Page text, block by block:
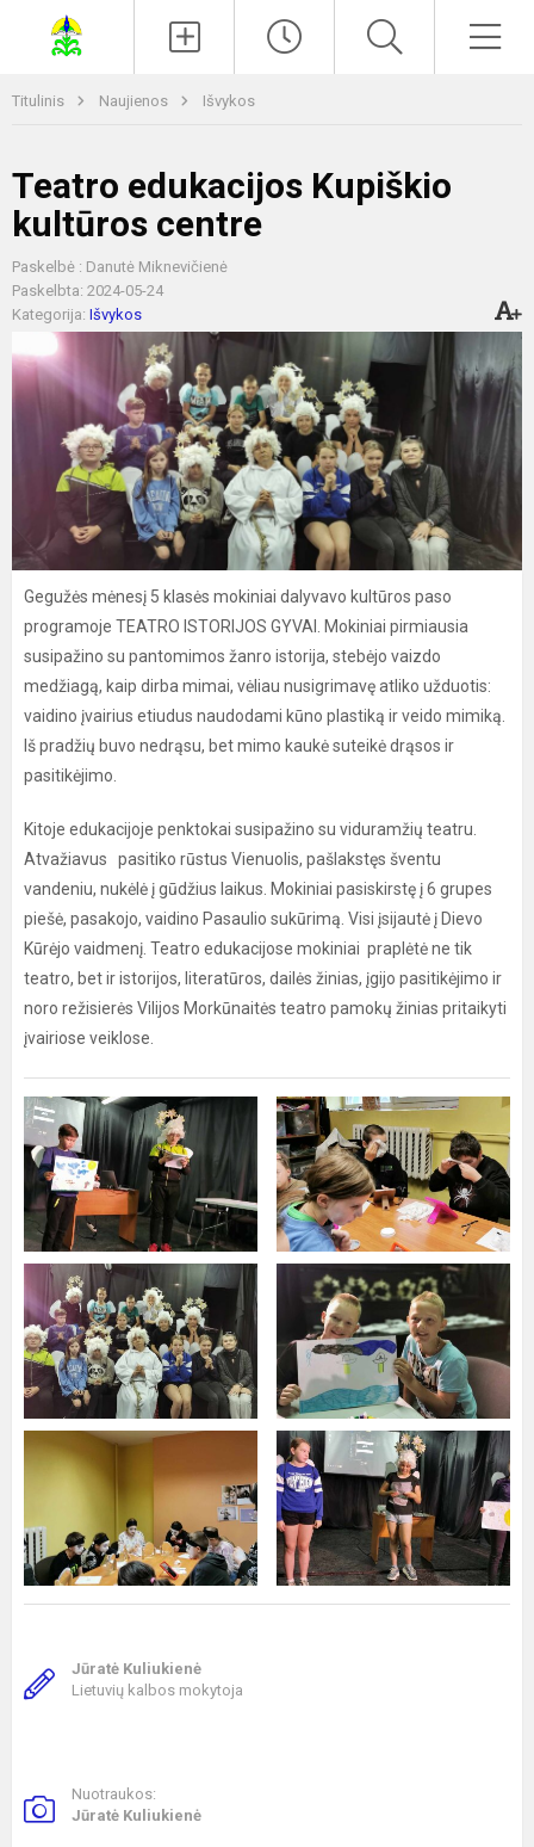
Titulinis Naujienos Išvykos
Teatro edukacijos Kupiškio
kultūros centre
Paskelbė : Danutė Miknevičienė
Paskelbta: 2024-05-24
Kategorija: Išvykos
Gegužės mėnesį 5 klasės mokiniai dalyvavo kultūros paso
programoje TEATRO ISTORIJOS GYVAI. Mokiniai pirmiausia
susipažino su pantomimos žanro istorija, stebėjo vaizdo
medžiagą, kaip dirba mimai, vėliau nusigrimavę atliko užduotis:
vaidino įvairius etiudus naudodami kūno plastiką ir veido mimiką.
Iš pradžių buvo nedrąsu, bet mimo kaukė suteikė drąsos ir
pasitikėjimo.
Kitoje edukacijoje penktokai susipažino su viduramžių teatru.
Atvažiavus pasitiko rūstus Vienuolis, pašlakstęs šventu
vandeniu, nukėlė į gūdžius laikus. Mokiniai pasiskirstę į 6 grupes
piešė, pasakojo, vaidino Pasaulio sukūrimą. Visi įsijautė į Dievo
Kūrėjo vaidmenį. Teatro edukacijose mokiniai praplėtė ne tik
teatro, bet ir istorijos, literatūros, dailės žinias, įgijo pasitikėjimo ir
noro režisierės Vilijos Morkūnaitės teatro pamokų žinias pritaikyti
įvairiose veiklose.
Jūratė Kuliukienė
Lietuvių kalbos mokytoja
Nuotraukos:
Jūratė Kuliukienė